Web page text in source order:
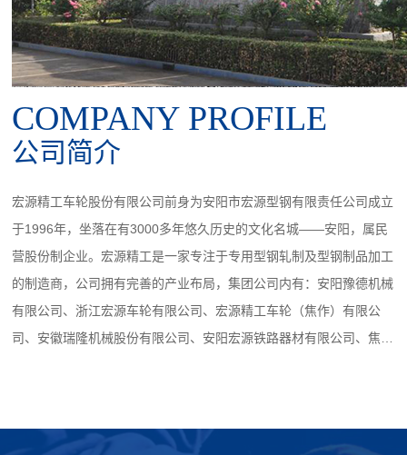
COMPANY PROFILE
公司简介
宏源精工车轮股份有限公司前身为安阳市宏源型钢有限责任公司成立
于1996年，坐落在有3000多年悠久历史的文化名城——安阳，属民
营股份制企业。宏源精工是一家专注于专用型钢轧制及型钢制品加工
的制造商，公司拥有完善的产业布局，集团公司内有：安阳豫德机械
有限公司、浙江宏源车轮有限公司、宏源精工车轮（焦作）有限公
司、安徽瑞隆机械股份有限公司、安阳宏源铁路器材有限公司、焦作
作、安徽六安建有四个生产基地，形成规模化、集约化生产格局，交